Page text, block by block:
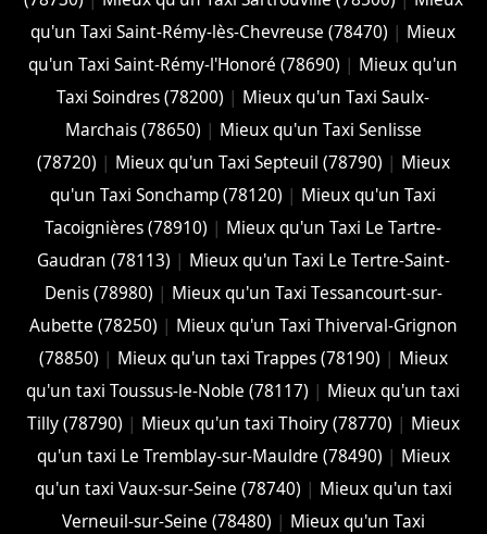
qu'un Taxi Saint-Rémy-lès-Chevreuse (78470) | Mieux
qu'un Taxi Saint-Rémy-l'Honoré (78690) | Mieux qu'un
Taxi Soindres (78200) | Mieux qu'un Taxi Saulx-
Marchais (78650) | Mieux qu'un Taxi Senlisse
(78720) | Mieux qu'un Taxi Septeuil (78790) | Mieux
qu'un Taxi Sonchamp (78120) | Mieux qu'un Taxi
Tacoignières (78910) | Mieux qu'un Taxi Le Tartre-
Gaudran (78113) | Mieux qu'un Taxi Le Tertre-Saint-
Denis (78980) | Mieux qu'un Taxi Tessancourt-sur-
Aubette (78250) | Mieux qu'un Taxi Thiverval-Grignon
(78850) | Mieux qu'un taxi Trappes (78190) | Mieux
qu'un taxi Toussus-le-Noble (78117) | Mieux qu'un taxi
Tilly (78790) | Mieux qu'un taxi Thoiry (78770) | Mieux
qu'un taxi Le Tremblay-sur-Mauldre (78490) | Mieux
qu'un taxi Vaux-sur-Seine (78740) | Mieux qu'un taxi
Verneuil-sur-Seine (78480) | Mieux qu'un Taxi